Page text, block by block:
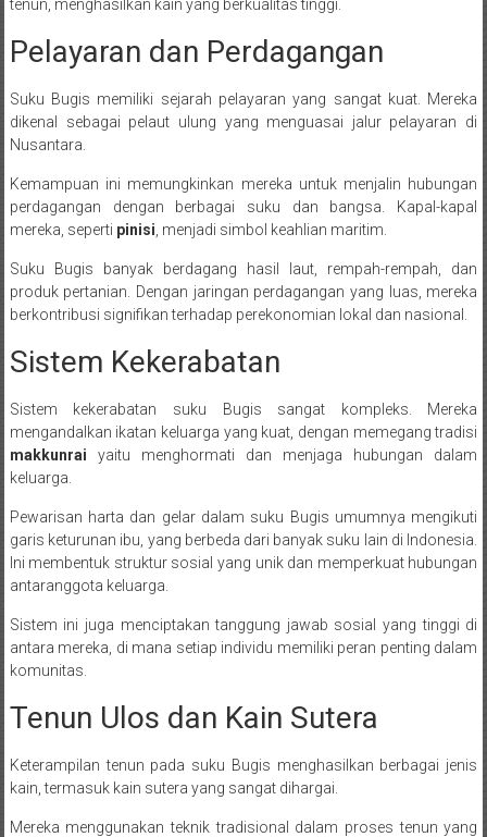
tenun, menghasilkan kain yang berkualitas tinggi.
Pelayaran dan Perdagangan
Suku Bugis memiliki sejarah pelayaran yang sangat kuat. Mereka
dikenal sebagai pelaut ulung yang menguasai jalur pelayaran di
Nusantara.
Kemampuan ini memungkinkan mereka untuk menjalin hubungan
perdagangan dengan berbagai suku dan bangsa. Kapal-kapal
mereka, seperti pinisi , menjadi simbol keahlian maritim.
Suku Bugis banyak berdagang hasil laut, rempah-rempah, dan
produk pertanian. Dengan jaringan perdagangan yang luas, mereka
berkontribusi signifikan terhadap perekonomian lokal dan nasional.
Sistem Kekerabatan
Sistem kekerabatan suku Bugis sangat kompleks. Mereka
mengandalkan ikatan keluarga yang kuat, dengan memegang tradisi
makkunrai yaitu menghormati dan menjaga hubungan dalam
keluarga.
Pewarisan harta dan gelar dalam suku Bugis umumnya mengikuti
garis keturunan ibu, yang berbeda dari banyak suku lain di Indonesia.
Ini membentuk struktur sosial yang unik dan memperkuat hubungan
antaranggota keluarga.
Sistem ini juga menciptakan tanggung jawab sosial yang tinggi di
antara mereka, di mana setiap individu memiliki peran penting dalam
komunitas.
Tenun Ulos dan Kain Sutera
Keterampilan tenun pada suku Bugis menghasilkan berbagai jenis
kain, termasuk kain sutera yang sangat dihargai.
Mereka menggunakan teknik tradisional dalam proses tenun yang